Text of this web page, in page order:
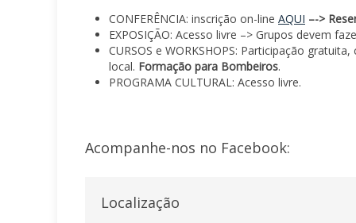
CONFERÊNCIA: inscrição on-line AQUI –->
EXPOSIÇÃO: Acesso livre –> Grupos devem
CURSOS e WORKSHOPS: Participação
local. Formação para Bombeiros.
PROGRAMA CULTURAL: Acesso livre.
Acompanhe-nos no Facebook:
Localização